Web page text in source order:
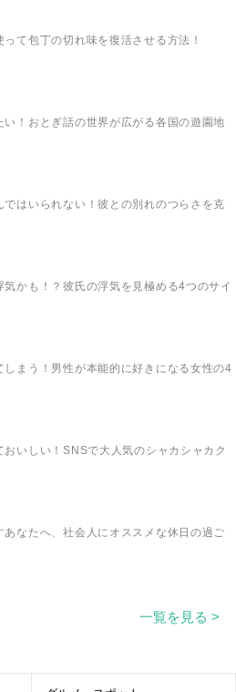
て包丁の切れ味を復活させる方法！
い！おとぎ話の世界が広がる各国の遊園地
ではいられない！彼との別れのつらさを克
気かも！？彼氏の浮気を見極める4つのサイ
しまう！男性が本能的に好きになる女性の4
おいしい！SNSで大人気のシャカシャカク
あなたへ、社会人にオススメな休日の過ご
一覧を見る >